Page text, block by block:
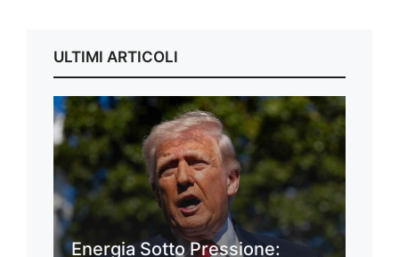
ULTIMI ARTICOLI
Energia Sotto Pressione: